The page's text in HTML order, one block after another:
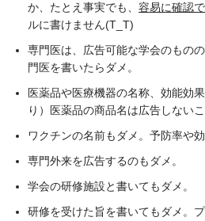
か、たとえ事実でも、 容易に確認
ルに書けません(T_T)
専門医は、広告可能な学会のもの
門医を書いたらダメ。
医薬品や医療機器の名称、効能効
り）医薬品の商品名は広告しないこ
ワクチンの名前もダメ。予防率や
専門外来を広告するのもダメ。
学会の研修施設と書いてもダメ。
研修を受けた旨を書いてもダメ。